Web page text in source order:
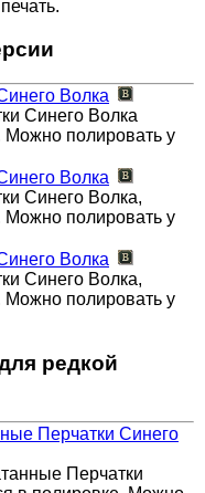
Волка
Синего Волка
Можно полировать у
Волка
Синего Волка,
Можно полировать у
Волка
Синего Волка,
Можно полировать у
редкой
Перчатки Синего
Перчатки